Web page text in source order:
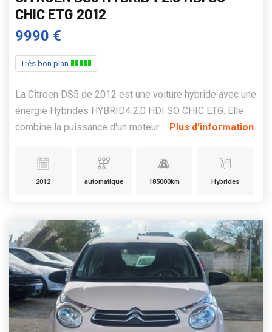
CHIC ETG 2012
9990 €
Très bon plan
La Citroen DS5 de 2012 est une voiture hybride avec une
énergie Hybrides HYBRID4 2.0 HDI SO CHIC ETG. Elle
combine la puissance d'un moteur ... Plus d'information
2012 automatique 185000km Hybrides